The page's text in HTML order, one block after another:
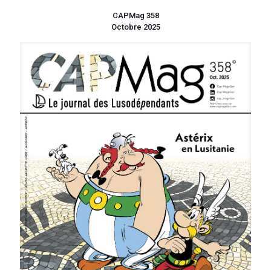
CAPMag 358
Octobre 2025